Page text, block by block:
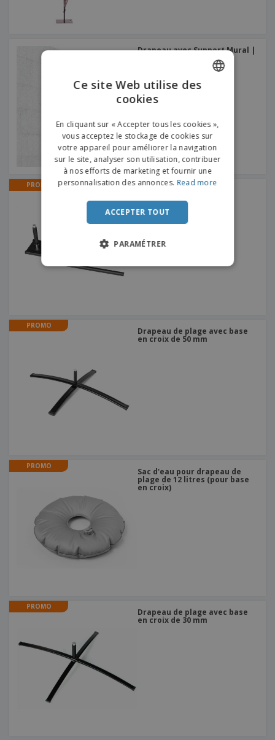
Drapeau avec Support Mural |
PROMO
voiture-pied
PROMO
Drapeau de plage avec base
en croix de 50 mm
PROMO
Sac d'eau pour drapeau de
plage de 12 litres (pour base
en croix)
PROMO
Drapeau de plage avec base
en croix de 30 mm
DUTCH
PORTUGUESE
SPANISH
ITALIAN
Ce site Web utilise des
cookies
En cliquant sur « Accepter tous les cookies »,
vous acceptez le stockage de cookies sur
votre appareil pour améliorer la navigation
sur le site, analyser son utilisation, contribuer
à nos efforts de marketing et fournir une
personnalisation des annonces. Read more
ACCEPTER TOUT
PARAMÉTRER